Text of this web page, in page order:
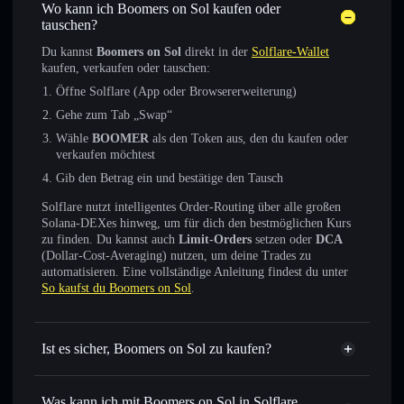
Wo kann ich Boomers on Sol kaufen oder
tauschen?
Du kannst Boomers on Sol direkt in der Solflare-Wallet
kaufen, verkaufen oder tauschen:
Öffne Solflare (App oder Browsererweiterung)
Gehe zum Tab „Swap“
Wähle BOOMER als den Token aus, den du kaufen oder
verkaufen möchtest
Gib den Betrag ein und bestätige den Tausch
Solflare nutzt intelligentes Order-Routing über alle großen
Solana-DEXes hinweg, um für dich den bestmöglichen Kurs
zu finden. Du kannst auch Limit-Orders setzen oder DCA
(Dollar-Cost-Averaging) nutzen, um deine Trades zu
automatisieren. Eine vollständige Anleitung findest du unter
So kaufst du Boomers on Sol.
Ist es sicher, Boomers on Sol zu kaufen?
Boomers on Sol
nicht